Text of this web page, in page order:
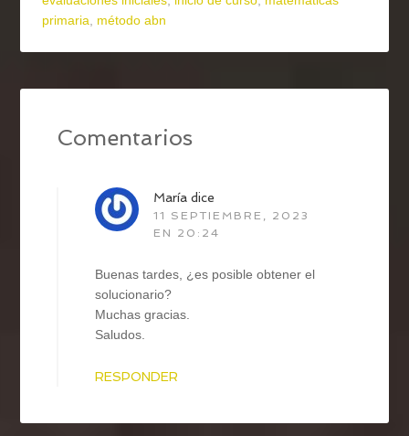
primaria
método abn
Comentarios
María dice
11 SEPTIEMBRE, 2023
EN 20:24
Buenas tardes, ¿es posible obtener el
solucionario?
Muchas gracias.
Saludos.
RESPONDER